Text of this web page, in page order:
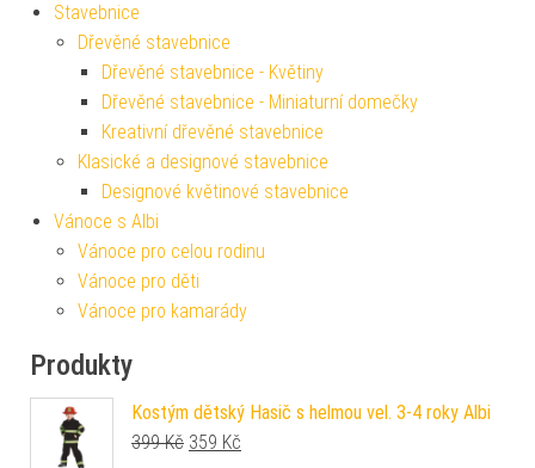
Stavebnice
Dřevěné stavebnice
Dřevěné stavebnice - Květiny
Dřevěné stavebnice - Miniaturní domečky
Kreativní dřevěné stavebnice
Klasické a designové stavebnice
Designové květinové stavebnice
Vánoce s Albi
Vánoce pro celou rodinu
Vánoce pro děti
Vánoce pro kamarády
Produkty
Kostým dětský Hasič s helmou vel. 3-4 roky Albi
399Kč Původní cena byla: 399 Kč.
359 Kč